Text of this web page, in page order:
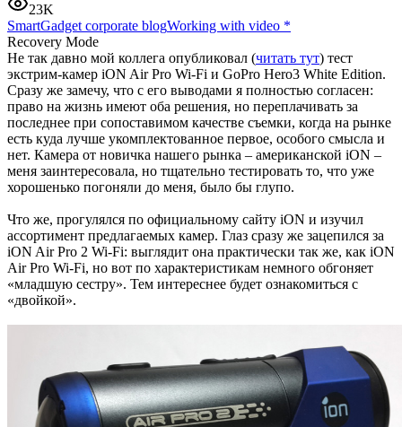
23K
SmartGadget corporate blogWorking with video *
Recovery Mode
Не так давно мой коллега опубликовал (читать тут) тест
экстрим-камер iON Air Pro Wi-Fi и GoPro Hero3 White Edition.
Сразу же замечу, что с его выводами я полностью согласен:
право на жизнь имеют оба решения, но переплачивать за
последнее при сопоставимом качестве съемки, когда на рынке
есть куда лучше укомплектованное первое, особого смысла и
нет. Камера от новичка нашего рынка – американской iON –
меня заинтересовала, но тщательно тестировать то, что уже
хорошенько погоняли до меня, было бы глупо.
Что же, прогулялся по официальному сайту iON и изучил
ассортимент предлагаемых камер. Глаз сразу же зацепился за
iON Air Pro 2 Wi-Fi: выглядит она практически так же, как iON
Air Pro Wi-Fi, но вот по характеристикам немного обгоняет
«младшую сестру». Тем интереснее будет ознакомиться с
«двойкой».